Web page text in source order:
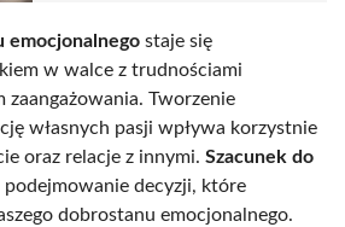
emocjonalnego staje się
w walce z trudnościami
zaangażowania. Tworzenie
własnych pasji wpływa korzystnie
oraz relacje z innymi. Szacunek do
podejmowanie decyzji, które
dobrostanu emocjonalnego.